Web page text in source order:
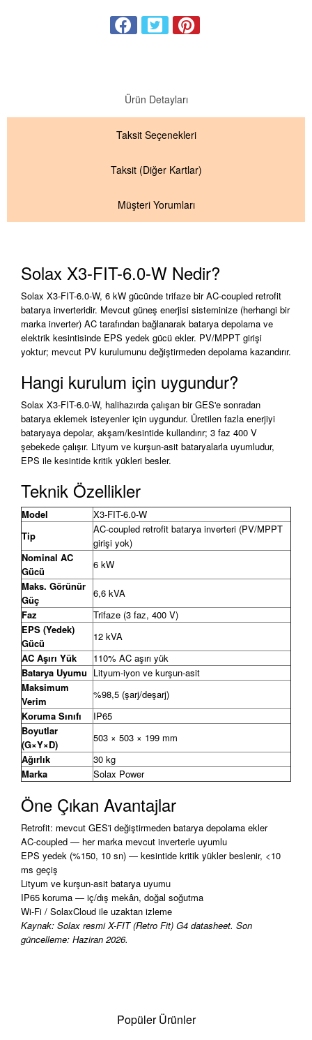
Ürün Detayları
Taksit Seçenekleri
Taksit (Diğer Kartlar)
Müşteri Yorumları
Solax X3-FIT-6.0-W Nedir?
Solax X3-FIT-6.0-W, 6 kW gücünde trifaze bir AC-coupled retrofit
batarya inverteridir. Mevcut güneş enerjisi sisteminize (herhangi bir
marka inverter) AC tarafından bağlanarak batarya depolama ve
elektrik kesintisinde EPS yedek gücü ekler. PV/MPPT girişi
yoktur; mevcut PV kurulumunu değiştirmeden depolama kazandırır.
Hangi kurulum için uygundur?
Solax X3-FIT-6.0-W, halihazırda çalışan bir GES'e sonradan
batarya eklemek isteyenler için uygundur. Üretilen fazla enerjiyi
bataryaya depolar, akşam/kesintide kullandırır; 3 faz 400 V
şebekede çalışır. Lityum ve kurşun-asit bataryalarla uyumludur,
EPS ile kesintide kritik yükleri besler.
Teknik Özellikler
Model
X3-FIT-6.0-W
Tip
AC-coupled retrofit batarya inverteri (PV/MPPT
girişi yok)
Nominal AC
Gücü
6 kW
Maks. Görünür
Güç
6,6 kVA
Faz
Trifaze (3 faz, 400 V)
EPS (Yedek)
Gücü
12 kVA
AC Aşırı Yük
110% AC aşırı yük
Batarya Uyumu Lityum-iyon ve kurşun-asit
Maksimum
Verim
%98,5 (şarj/deşarj)
Koruma Sınıfı
IP65
Boyutlar
(G×Y×D)
503 × 503 × 199 mm
Ağırlık
30 kg
Marka
Solax Power
Öne Çıkan Avantajlar
Retrofit: mevcut GES'i değiştirmeden batarya depolama ekler
AC-coupled — her marka mevcut inverterle uyumlu
EPS yedek (%150, 10 sn) — kesintide kritik yükler beslenir, <10
ms geçiş
Lityum ve kurşun-asit batarya uyumu
IP65 koruma — iç/dış mekân, doğal soğutma
Wi-Fi / SolaxCloud ile uzaktan izleme
Kaynak: Solax resmi X-FIT (Retro Fit) G4 datasheet. Son
güncelleme: Haziran 2026.
Popüler Ürünler